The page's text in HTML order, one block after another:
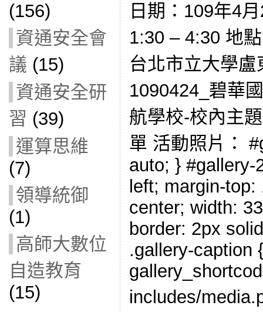
(156)
資通安全會
議 (15)
資通安全研
習 (39)
運算思維
(7)
領導統御
(1)
高師大數位
自造教育
(15)
日期：109年4
1:30 – 4:30 地
台北市立大學
1090424_碧華
航學校-校內主
單 活動照片：
auto; } #gallery-
left; margin-
center; width:
border: 2px
.gallery-caption
includes/